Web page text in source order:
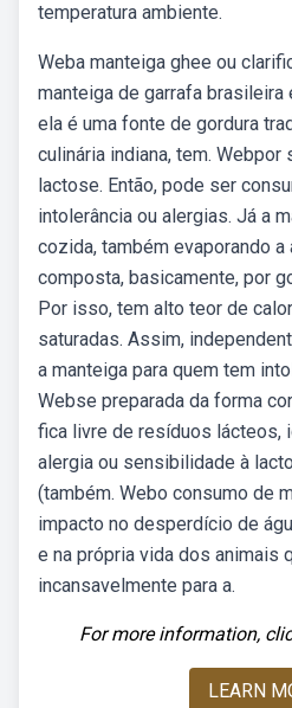
temperatura ambiente.
Weba manteiga ghee ou
manteiga de garrafa brasileira
ela é uma fonte de gordura
culinária indiana, tem. Webpor
lactose. Então, pode ser
intolerância ou alergias. Já a
cozida, também evaporando a
composta, basicamente, por
Por isso, tem alto teor de
saturadas. Assim,
a manteiga para quem tem
Webse preparada da forma
fica livre de resíduos lácteos,
alergia ou sensibilidade à
(também. Webo consumo de
impacto no desperdício de
e na própria vida dos animais
incansavelmente para a.
For more information,
LEARN